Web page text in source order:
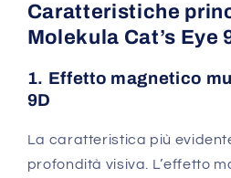
Caratteristiche
Molekula Cat’s Eye
1. Effetto magnetico
9D
La caratteristica più
profondità visiva. L’effetto